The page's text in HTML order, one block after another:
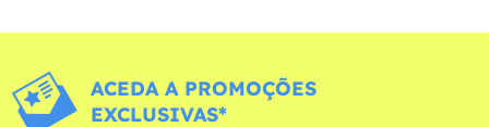
ACEDA A PROMOÇÕES
EXCLUSIVAS*